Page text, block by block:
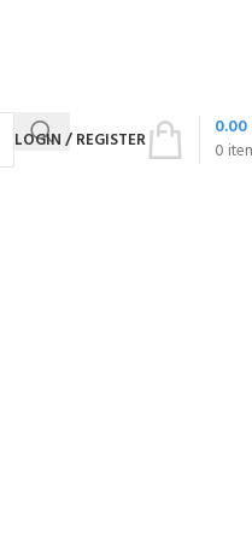
LOGIN / REGISTER 0
0.00